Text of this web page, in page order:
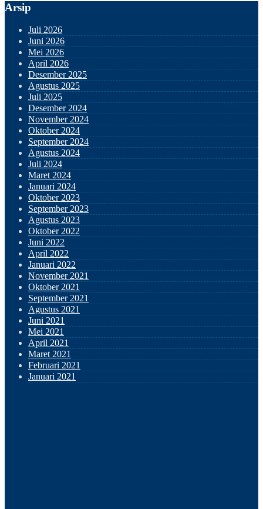
Arsip
Juli 2026
Juni 2026
Mei 2026
April 2026
Desember 2025
Agustus 2025
Juli 2025
Desember 2024
November 2024
Oktober 2024
September 2024
Agustus 2024
Juli 2024
Maret 2024
Januari 2024
Oktober 2023
September 2023
Agustus 2023
Oktober 2022
Juni 2022
April 2022
Januari 2022
November 2021
Oktober 2021
September 2021
Agustus 2021
Juni 2021
Mei 2021
April 2021
Maret 2021
Februari 2021
Januari 2021